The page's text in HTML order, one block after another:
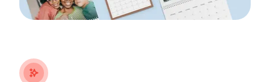
stars_plus